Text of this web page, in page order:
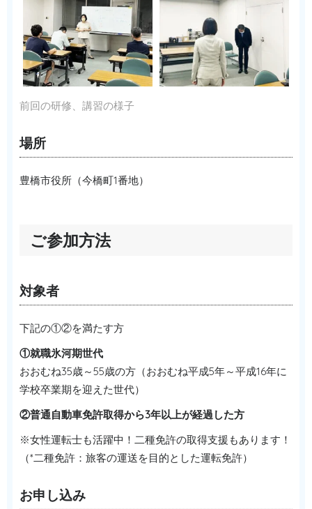
前回の研修、講習の様子
場所
豊橋市役所（今橋町1番地）
ご参加方法
対象者
下記の①②を満たす方
①就職氷河期世代
おおむね35歳～55歳の方（おおむね平成5年～平成16年に
学校卒業期を迎えた世代）
②普通自動車免許取得から3年以上が経過した方
※女性運転士も活躍中！二種免許の取得支援もあります！
（*二種免許：旅客の運送を目的とした運転免許）
お申し込み